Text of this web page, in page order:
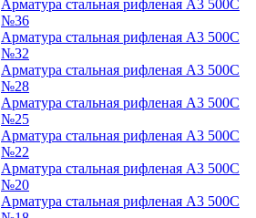
Арматура стальная рифленая А3 500С
№36
Арматура стальная рифленая А3 500С
№32
Арматура стальная рифленая А3 500С
№28
Арматура стальная рифленая А3 500С
№25
Арматура стальная рифленая А3 500С
№22
Арматура стальная рифленая А3 500С
№20
Арматура стальная рифленая А3 500С